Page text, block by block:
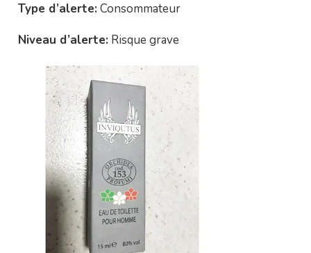
Type d’alerte: Consommateur
Niveau d’alerte: Risque grave